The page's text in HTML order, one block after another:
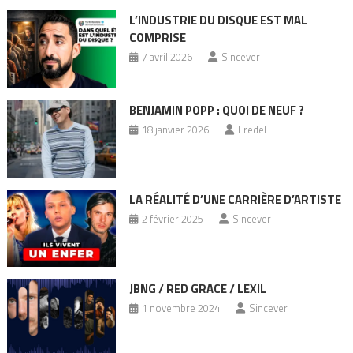
L’INDUSTRIE DU DISQUE EST MAL
COMPRISE
7 avril 2026 Sincever
BENJAMIN POPP : QUOI DE NEUF ?
18 janvier 2026 Fredel
LA RÉALITÉ D’UNE CARRIÈRE D’ARTISTE
2 février 2025 Sincever
JBNG / RED GRACE / LEXIL
1 novembre 2024 Sincever